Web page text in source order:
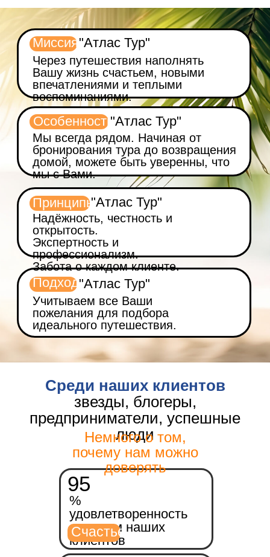
Учитываем все Ваши
пожелания для подбора
идеального путешествия.
"Атлас Тур"
Надёжность, честность и
открытость.
Экспертность и
профессионализм.
Забота о каждом клиенте.
"Атлас Тур"
Через путешествия наполнять
Вашу жизнь счастьем, новыми
впечатлениями и теплыми
воспоминаниями.
"Атлас Тур"
Принципы
"Атлас Тур"
Мы всегда рядом. Начиная от
бронирования тура до возвращения
домой, можете быть уверенны, что
мы с Вами.
Особенность
Подход
Миссия
Среди наших клиентов
звезды, блогеры,
предприниматели, успешные
люди
95
%
удовлетворенность
отдыхом наших
клиентов
Счастье
Немного о том,
почему нам можно
доверять